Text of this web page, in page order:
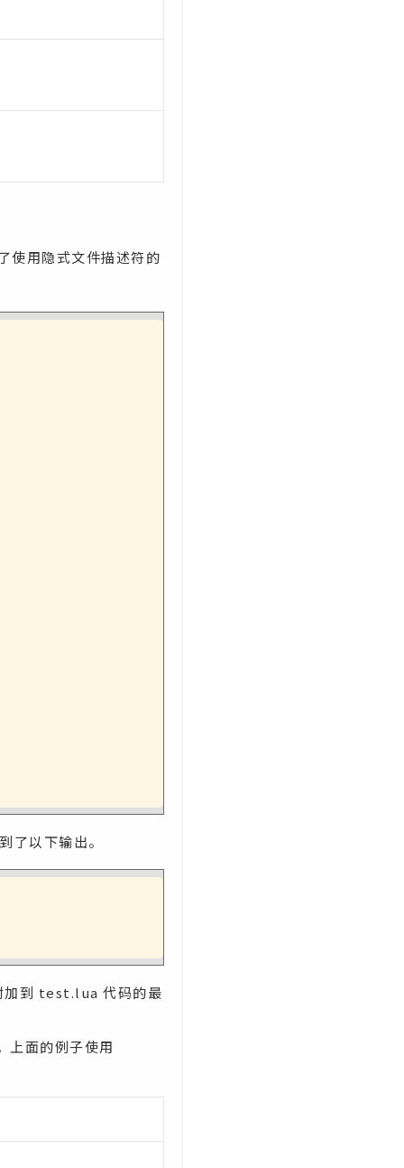
使用隐式文件描述符的
以下输出。
到 test.lua 代码的最
上面的例子使用